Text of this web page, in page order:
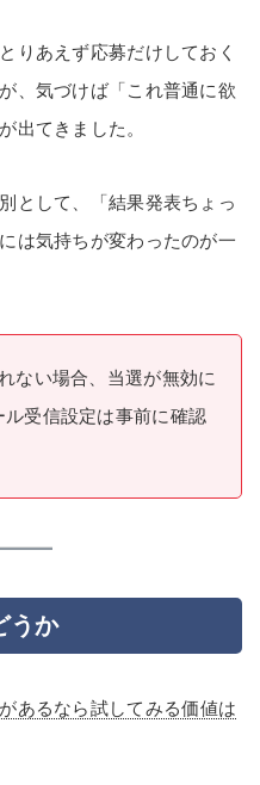
りあえず応募だけしておく
、気づけば「これ普通に欲
出てきました。
として、「結果発表ちょっ
は気持ちが変わったのが一
ない場合、当選が無効に
受信設定は事前に確認
うか
があるなら試してみる価値は